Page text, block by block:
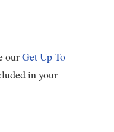
ourGet Up To
in your